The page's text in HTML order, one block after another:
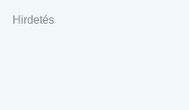
Hirdetés